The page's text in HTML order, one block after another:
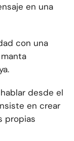
en una
con una
desde el
en crear
propias